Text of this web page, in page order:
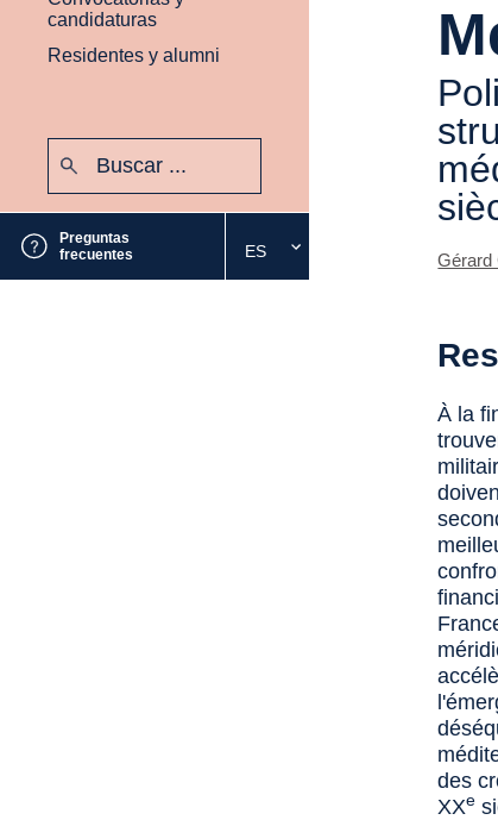
candidaturas
Residentes y alumni
Preguntas
frecuentes
Seleccione
el
ES Gérard
À la
des
XXe